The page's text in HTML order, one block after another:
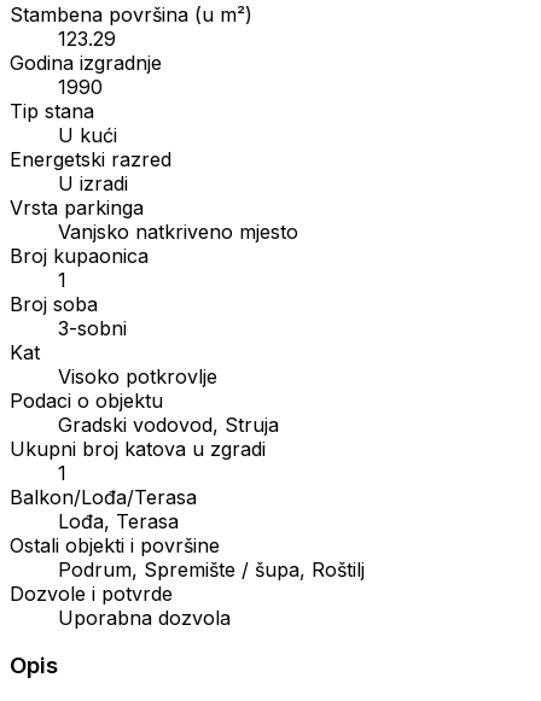
Stambena površina (u m²)
123.29
Godina izgradnje
1990
Tip stana
U kući
Energetski razred
U izradi
Vrsta parkinga
Vanjsko natkriveno mjesto
Broj kupaonica
1
Broj soba
3-sobni
Kat
Visoko potkrovlje
Podaci o objektu
Gradski vodovod, Struja
Ukupni broj katova u zgradi
1
Balkon/Lođa/Terasa
Lođa, Terasa
Ostali objekti i površine
Podrum, Spremište / šupa, Roštilj
Dozvole i potvrde
Uporabna dozvola
Opis